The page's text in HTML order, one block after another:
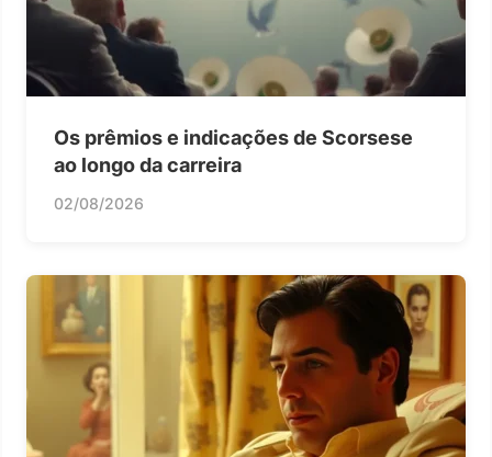
Os prêmios e indicações de Scorsese
ao longo da carreira
02/08/2026